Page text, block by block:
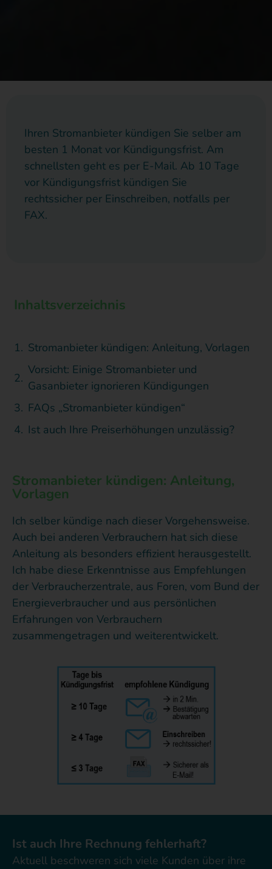
Ihren Stromanbieter kündigen Sie selber am
besten 1 Monat vor Kündigungsfrist. Am
schnellsten geht es per E-Mail. Ab 10 Tage
vor Kündigungsfrist kündigen Sie
rechtssicher per Einschreiben, notfalls per
FAX.
Inhaltsverzeichnis
Stromanbieter kündigen: Anleitung, Vorlagen
Vorsicht: Einige Stromanbieter und
Gasanbieter ignorieren Kündigungen
FAQs „Stromanbieter kündigen“
Ist auch Ihre Preiserhöhungen unzulässig?
Stromanbieter kündigen: Anleitung,
Vorlagen
Ich selber kündige nach dieser Vorgehensweise.
Auch bei anderen Verbrauchern hat sich diese
Anleitung als besonders effizient herausgestellt.
Ich habe diese Erkenntnisse aus Empfehlungen
der Verbraucherzentrale, aus Foren, vom Bund der
Energieverbraucher und aus persönlichen
Erfahrungen von Verbrauchern
zusammengetragen und weiterentwickelt.
Ist auch Ihre Rechnung fehlerhaft?
Aktuell beschweren sich viele Kunden über ihre